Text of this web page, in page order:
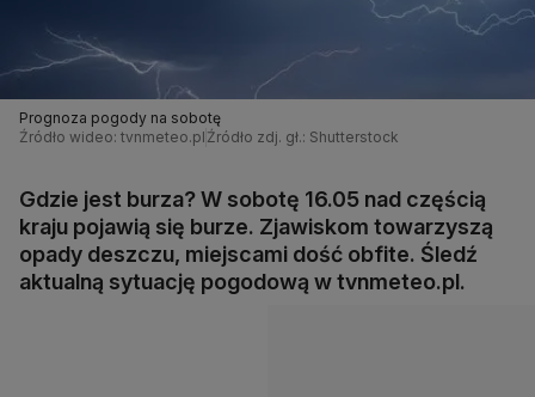
Prognoza pogody na sobotę
Źródło wideo: tvnmeteo.pl Źródło zdj. gł.: Shutterstock
Gdzie jest burza? W sobotę 16.05 nad częścią
kraju pojawią się burze. Zjawiskom towarzyszą
opady deszczu, miejscami dość obfite. Śledź
aktualną sytuację pogodową w tvnmeteo.pl.